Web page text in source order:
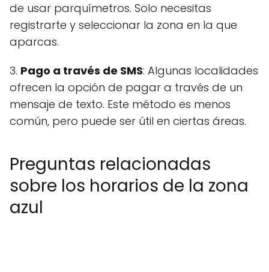
de usar parquímetros. Solo necesitas
registrarte y seleccionar la zona en la que
aparcas.
3. Pago a través de SMS: Algunas localidades
ofrecen la opción de pagar a través de un
mensaje de texto. Este método es menos
común, pero puede ser útil en ciertas áreas.
Preguntas relacionadas
sobre los horarios de la zona
azul